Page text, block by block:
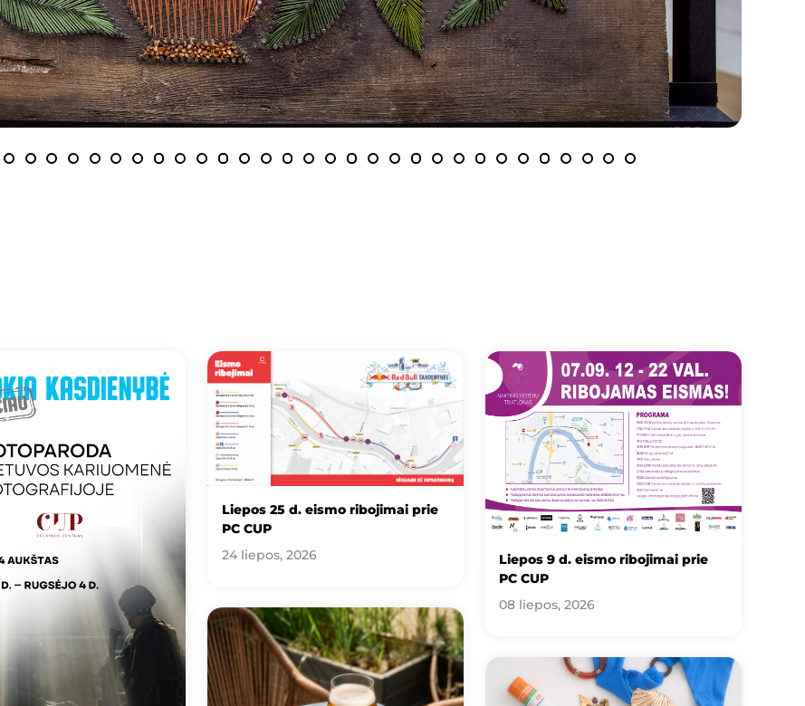
Liepos 25 d. eismo ribojimai prie
PC CUP
24 liepos, 2026
Liepos 9 d. eismo ribojimai prie
PC CUP
08 liepos, 2026